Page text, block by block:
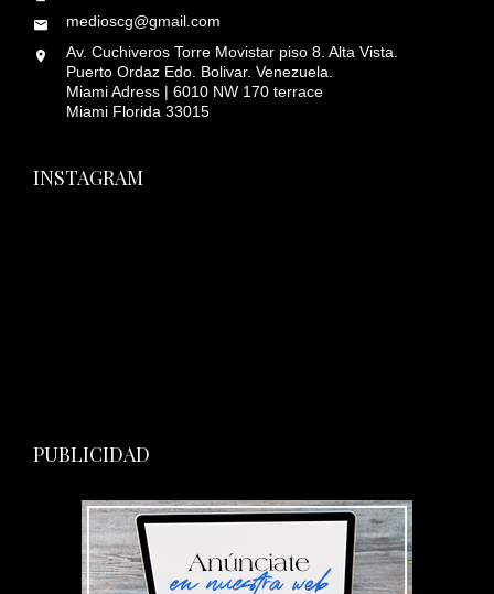
medioscg@gmail.com
Av. Cuchiveros Torre Movistar piso 8. Alta Vista.
Puerto Ordaz Edo. Bolivar. Venezuela.
Miami Adress | 6010 NW 170 terrace
Miami Florida 33015
INSTAGRAM
PUBLICIDAD